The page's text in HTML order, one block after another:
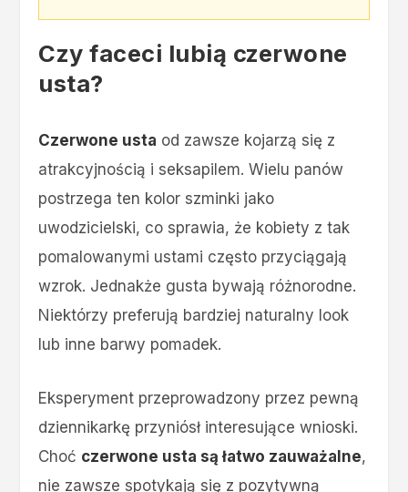
Czy faceci lubią czerwone
usta?
Czerwone usta od zawsze kojarzą się z
atrakcyjnością i seksapilem. Wielu panów
postrzega ten kolor szminki jako
uwodzicielski, co sprawia, że kobiety z tak
pomalowanymi ustami często przyciągają
wzrok. Jednakże gusta bywają różnorodne.
Niektórzy preferują bardziej naturalny look
lub inne barwy pomadek.
Eksperyment przeprowadzony przez pewną
dziennikarkę przyniósł interesujące wnioski.
Choć czerwone usta są łatwo zauważalne,
nie zawsze spotykają się z pozytywną